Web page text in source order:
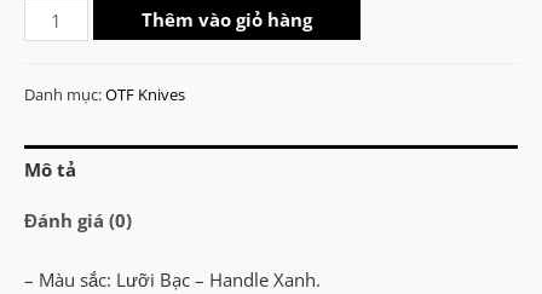
Microtech
UTX-
Hunter
Double
Edge
OTF
Thêm vào giỏ hàng
Danh mục:OTF Knives
Mô tả
Đánh giá (0)
– Màu sắc: Lưỡi Bạc – Handle Xanh.